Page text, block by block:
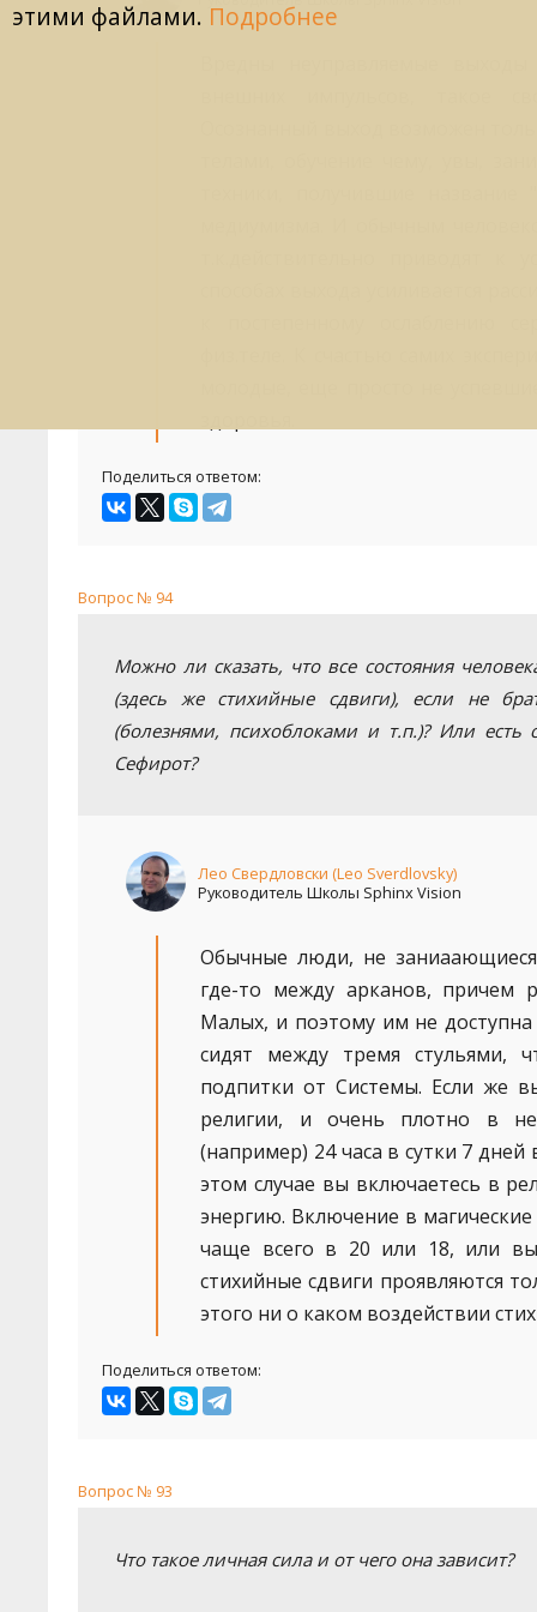
Поделиться ответом:
Вопрос № 94
Можно ли сказать, что все состояния
(здесь же стихийные сдвиги), если не
(болезнями, психоблоками и т.п.)? Или есть
Сефирот?
Лео Свердловски (Leo Sverdlovsky)
Руководитель Школы Sphinx Vision
Обычные люди, не заниаающиеся
где-то между арканов, причем
Малых, и поэтому им не
сидят между тремя стульями,
подпитки от Системы. Если же
религии, и очень плотно в
(например) 24 часа в сутки 7
этом случае вы включаетесь в
энергию. Включение в
чаще всего в 20 или 18, или
стихийные сдвиги проявляются
этого ни о каком воздействии
Поделиться ответом:
Вопрос № 93
Что такое личная сила и от чего она зависит?
этими файлами. Подробнее